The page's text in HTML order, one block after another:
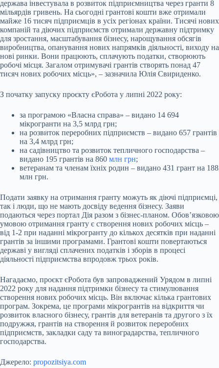
держава інвестувала в розвиток підприємництва через гранти 8
мільярдів гривень. На сьогодні грантові кошти вже отримали
майже 16 тисяч підприємців в усіх регіонах країни. Тисячі нових
компаній та діючих підприємств отримали державну підтримку
для зростання, масштабування бізнесу, нарощування обсягів
виробництва, опанування нових напрямків діяльності, виходу на
нові ринки. Вони працюють, сплачують податки, створюють
робочі місця. Загалом отримувачі грантів створять понад 47
тисяч нових робочих місць», – зазначила Юлія Свириденко.
З початку запуску проєкту єРобота у липні 2022 року:
за програмою «Власна справа» – видано 14 694
мікрогранти на 3,5 млрд грн;
на розвиток переробних підприємств – видано 657 грантів
на 3,4 млрд грн;
на садівництво та розвиток тепличного господарства –
видано 195 грантів на 860 млн грн;
ветеранам та членам їхніх родин – видано 431 грант на 188
млн грн.
Подати заявку на отримання гранту можуть як діючі підприємці,
так і люди, що не мають досвіду ведення бізнесу. Заяви
подаються через портал Дія разом з бізнес-планом. Обов’язковою
умовою отримання гранту є створення нових робочих місць –
від 1-2 при наданні мікрогранту до кількох десятків при наданні
грантів за іншими програмами. Грантові кошти повертаються
державі у вигляді сплачених податків і зборів в процесі
діяльності підприємства впродовж трьох років.
Нагадаємо, проєкт єРобота був запроваджений Урядом в липні
2022 року для надання підтримки бізнесу та стимулювання
створення нових робочих місць. Він включає кілька грантових
програм. Зокрема, це програми мікрогрантів на відкриття чи
розвиток власного бізнесу, грантів для ветеранів та другого з їх
подружжя, грантів на створення й розвиток переробних
підприємств, закладки саду та виноградарства, тепличного
господарства.
Джерело: propozitsiya.com